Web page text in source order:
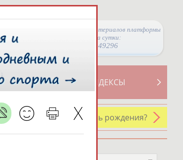
Просмотры материалов платформы
за сутки:
49296
СВОДНЫЕ ИНДЕКСЫ
У кого сегодня день рождения?